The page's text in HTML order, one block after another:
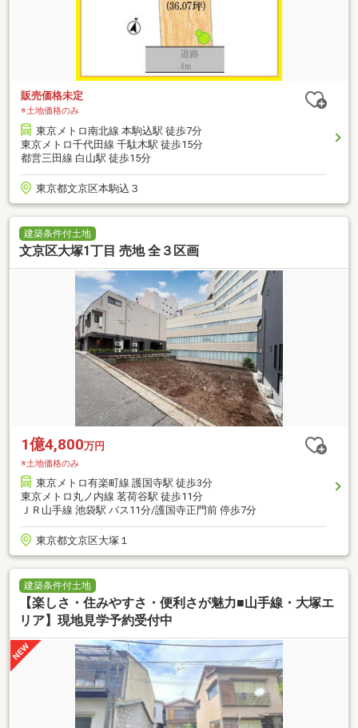
販売価格未定
※土地価格のみ
東京メトロ南北線 本駒込駅 徒歩7分
東京メトロ千代田線 千駄木駅 徒歩15分
都営三田線 白山駅 徒歩15分
東京都文京区本駒込３
建築条件付土地
文京区大塚1丁目 売地 全３区画
1億4,800万円
※土地価格のみ
東京メトロ有楽町線 護国寺駅 徒歩3分
東京メトロ丸ノ内線 茗荷谷駅 徒歩11分
ＪＲ山手線 池袋駅 バス11分/護国寺正門前 停歩7分
東京都文京区大塚１
建築条件付土地
【楽しさ・住みやすさ・便利さが魅力■山手線・大塚エ
リア】現地見学予約受付中